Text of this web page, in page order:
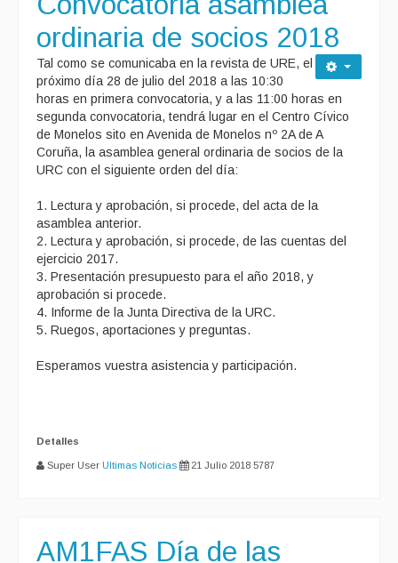
ordinaria de socios 2018
Tal como se comunicaba en la revista de URE, el
próximo día 28 de julio del 2018 a las 10:30
horas en primera convocatoria, y a las 11:00 horas en
segunda convocatoria, tendrá lugar en el Centro Cívico
de Monelos sito en Avenida de Monelos nº 2A de A
Coruña, la asamblea general ordinaria de socios de la
URC con el siguiente orden del día:
1. Lectura y aprobación, si procede, del acta de la
asamblea anterior.
2. Lectura y aprobación, si procede, de las cuentas del
ejercicio 2017.
3. Presentación presupuesto para el año 2018, y
aprobación si procede.
4. Informe de la Junta Directiva de la URC.
5. Ruegos, aportaciones y preguntas.
Esperamos vuestra asistencia y participación.
Detalles
Super User Ultimas Noticias 21 Julio 2018 5787
AM1FAS Día de las